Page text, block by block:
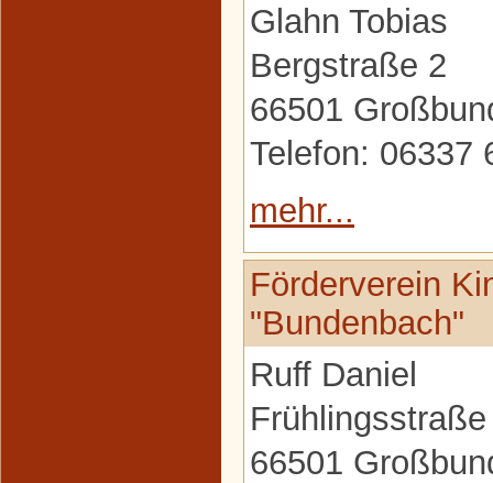
Glahn Tobias
Bergstraße 2
66501
Telefon: 06337
mehr...
Förderverein
"Bundenbach"
Ruff Daniel
66501